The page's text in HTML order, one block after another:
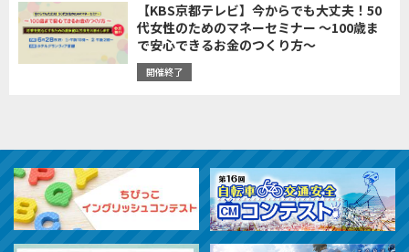
【KBS京都テレビ】今からでも大丈夫！50
代女性のためのマネーセミナー ～100歳ま
で安心できるお金のつくり方～
開催終了